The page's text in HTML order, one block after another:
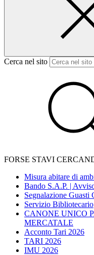
Cerca nel sito
FORSE STAVI
Misura abitare di
Bando S.A.P. |
Segnalazione Guasti
Servizio Bibliotecario
CANONE UNICO
MERCATALE
Acconto Tari 2026
TARI 2026
IMU 2026